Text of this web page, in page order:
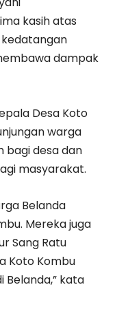
kasih atas
dampak
Desa Koto
warga
bagi desa dan
masyarakat.
Belanda
Mereka juga
Sang Ratu
Koto Kombu
kata